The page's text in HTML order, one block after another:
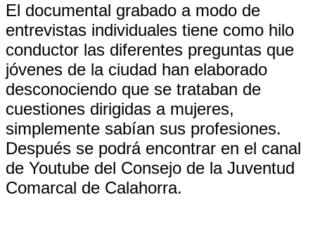
El documental grabado a modo de
entrevistas individuales tiene como hilo
conductor las diferentes preguntas que
jóvenes de la ciudad han elaborado
desconociendo que se trataban de
cuestiones dirigidas a mujeres,
simplemente sabían sus profesiones.
Después se podrá encontrar en el canal
de Youtube del Consejo de la Juventud
Comarcal de Calahorra.